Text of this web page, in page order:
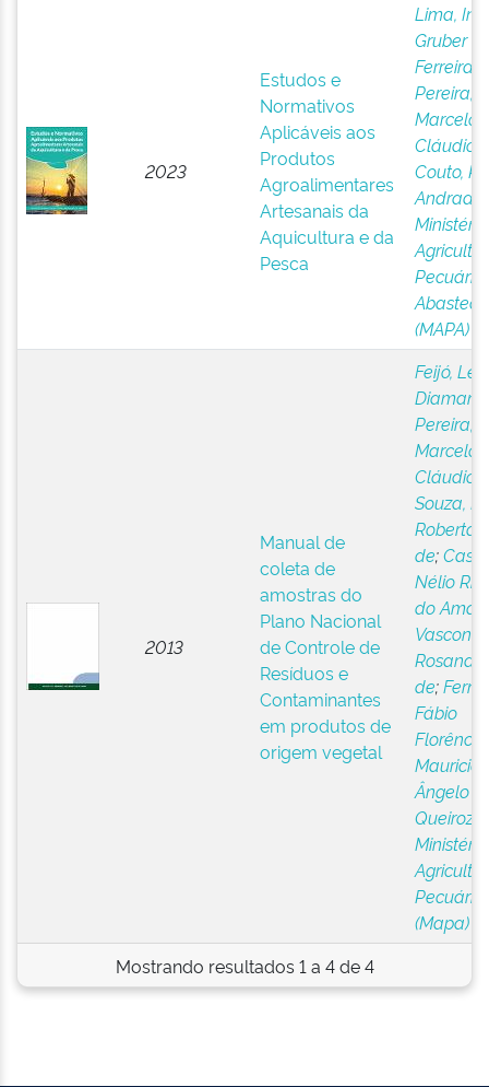
2023
Estudos e
Normativos
Aplicáveis aos
Produtos
Agroalimentares
Artesanais da
Aquicultura e da
Pesca
Lima,
Gruber
Ferreira
Pereira,
Marcelo
Cláudio
Couto,
Andrade
Pecuária
(MAPA)
2013
Manual de
coleta de
amostras do
Plano Nacional
de Controle de
Resíduos e
Contaminantes
em produtos de
origem vegetal
Feijó,
Pereira,
Marcelo
Cláudio
Souza,
Roberta
de;
Nélio
do
Rosana
de;
Fábio
Florêncio
Mauricio,
Ângelo
Queiroz
Pecuária
(Mapa)
Mostrando resultados 1 a 4 de 4